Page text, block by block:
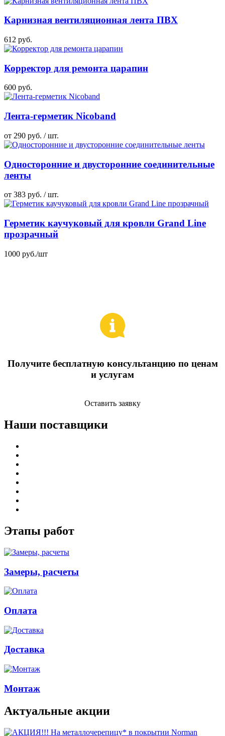
Карнизная вентиляционная лента ПВХ
612 руб.
Корректор для ремонта царапин
600 руб.
Лента-герметик Nicoband
от 290 руб. / шт.
Односторонние и двусторонние соединительные
ленты
от 383 руб. / шт.
Герметик каучуковый для кровли Grand Line
прозрачный
1000 руб./шт
Получите бесплатную консультанцию по ценам
и услугам
Оставить заявку
Наши поставщики
Этапы работ
Замеры, расчеты
Оплата
Доставка
Монтаж
Актуальные акции